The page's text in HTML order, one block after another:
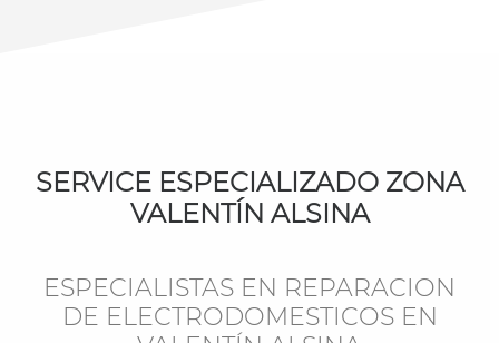
SERVICE ESPECIALIZADO ZONA
VALENTÍN ALSINA
ESPECIALISTAS EN REPARACION
DE ELECTRODOMESTICOS EN